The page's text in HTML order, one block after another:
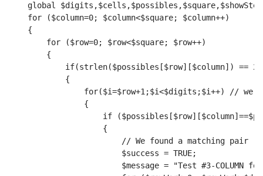
global
for ($column=0; $column<$square; $column++)
{
for ($row=0; $row<$square; $row++)
{
if(strlen($possibles[$row][$column]) == 2)
{
for($i=$row+1;$i<$digits;$i++) // we only
{
if
{
// We found a matching pair
$success = TRUE;
$message = "Test #3-COLUMN found